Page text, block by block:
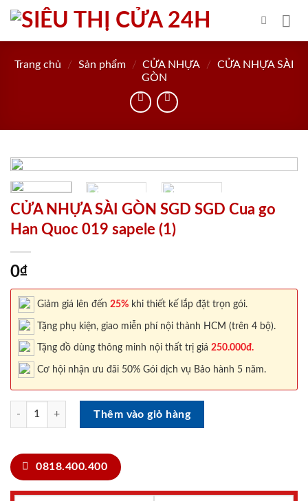
Skip
content
Trang chủ / Sản phẩm / CỬA NHỰA /
CỬA NHỰA SÀI
GÒN
CỬA NHỰA SÀI GÒN SGD SGD Cua go
Han Quoc 019 sapele (1)
0₫
Giảm giá lên đến 25% khi thiết kế lắp đặt trọn gói.
Tặng phụ kiện, giao miễn phí nội thành HCM (trên 4 bộ).
Tặng đồ dùng thông minh nội thất trị giá 250.000đ.
Cơ hội nhận ưu đãi 50% Gói dịch vụ Bảo hành 5 năm.
CỬA NHỰA SÀI GÒN SGD SGD Cua go Han Quoc 019 sapele (1) số
Thêm vào giỏ hàng
0818.400.400